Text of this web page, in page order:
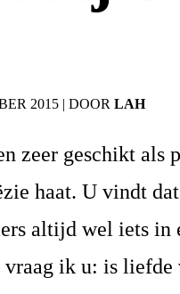
2015 |DOOR LAH
zeer geschikt als
haat. U vindt
altijd wel iets in
ik u: is liefde